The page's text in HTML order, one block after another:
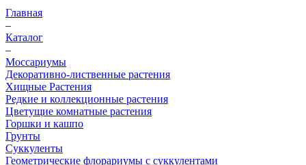
Главная
–
Каталог
–
Моссариумы
Декоративно-лиственные растения
Хищные Растения
Редкие и коллекционные растения
Цветущие комнатные растения
Горшки и кашпо
Грунты
Суккуленты
Геометрические флорариумы с суккулентами